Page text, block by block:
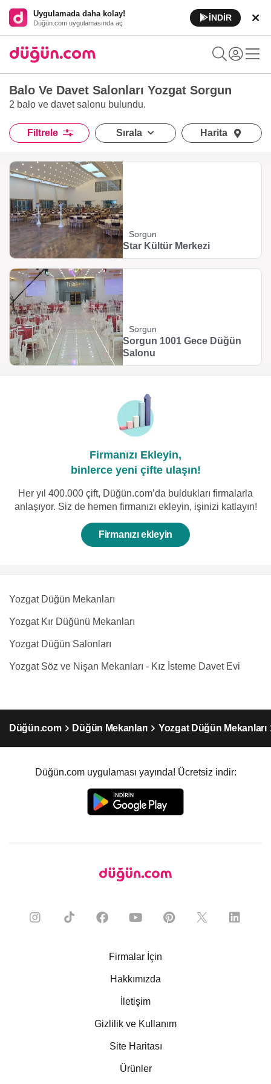
Uygulamada daha kolay!
Düğün.com uygulamasında aç
İNDİR
Balo Ve Davet Salonları Yozgat Sorgun
2 balo ve davet salonu bulundu.
Filtrele Sırala Harita
Sorgun
Star Kültür Merkezi
Sorgun
Sorgun 1001 Gece Düğün
Salonu
Firmanızı Ekleyin,
binlerce yeni çifte ulaşın!
Her yıl 400.000 çift, Düğün.com’da buldukları firmalarla
anlaşıyor. Siz de hemen firmanızı ekleyin, işinizi katlayın!
Firmanızı ekleyin
Yozgat Düğün Mekanları
Yozgat Kır Düğünü Mekanları
Yozgat Düğün Salonları
Yozgat Söz ve Nişan Mekanları - Kız İsteme Davet Evi
Düğün.com Düğün Mekanları Yozgat Düğün Mekanları
Düğün.com uygulaması yayında! Ücretsiz indir:
Firmalar İçin
Hakkımızda
İletişim
Gizlilik ve Kullanım
Site Haritası
Ürünler